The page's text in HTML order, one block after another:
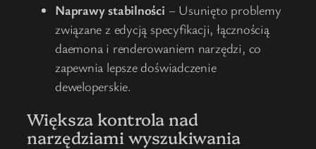
Naprawy stabilności – Usunięto problemy
związane z edycją specyfikacji, łącznością
daemona i renderowaniem narzędzi, co
zapewnia lepsze doświadczenie
deweloperskie.
Większa kontrola nad
narzędziami wyszukiwania